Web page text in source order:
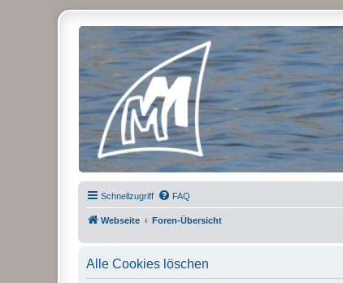
Micro Magic Forum Deutschland
Schnellzugriff FAQ
Webseite Foren-Übersicht
Alle Cookies löschen